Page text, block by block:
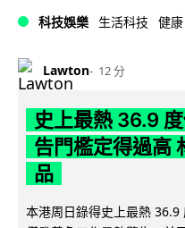
科技娛樂 生活科技 健康
Lawton 12 分
史上最熱 36.9
告門檻定得過高
品
本港周日錄得史上最熱